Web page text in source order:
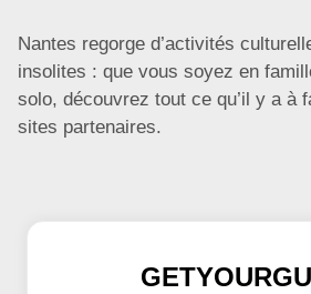
Nantes regorge d’activités
insolites : que vous soyez en
solo, découvrez tout ce qu’il y a à
sites partenaires.